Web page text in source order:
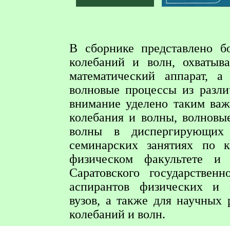
В сборнике представлено
колебаний и волн,
математический аппарат,
волновые процессы из
внимание уделено таким
колебания и волны,
волны в диспергирующих
семинарских занятиях по
физическом факультете и
Саратовского
аспирантов физических и
вузов, а также для научных
колебаний и волн.